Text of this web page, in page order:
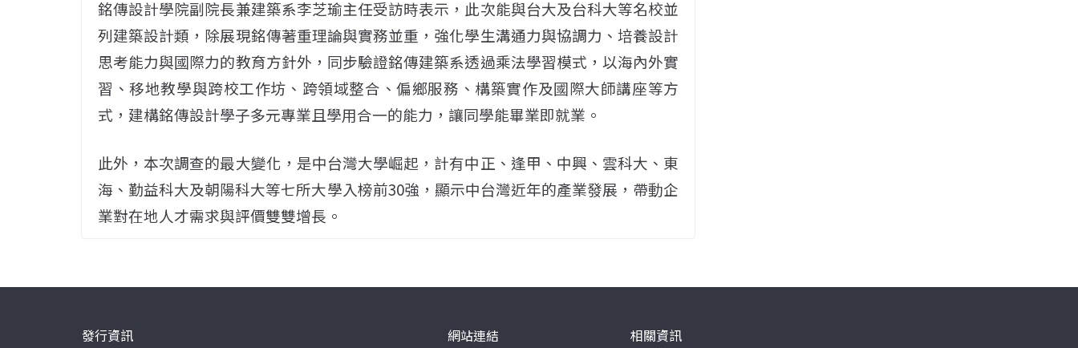
銘傳設計學院副院長兼建築系李芝瑜主任受訪時表示，此次能與台大及台科大等名校並
列建築設計類，除展現銘傳著重理論與實務並重，強化學生溝通力與協調力、培養設計
思考能力與國際力的教育方針外，同步驗證銘傳建築系透過乘法學習模式，以海內外實
習、移地教學與跨校工作坊、跨領域整合、偏鄉服務、構築實作及國際大師講座等方
式，建構銘傳設計學子多元專業且學用合一的能力，讓同學能畢業即就業。
此外，本次調查的最大變化，是中台灣大學崛起，計有中正、逢甲、中興、雲科大、東
海、勤益科大及朝陽科大等七所大學入榜前30強，顯示中台灣近年的產業發展，帶動企
業對在地人才需求與評價雙雙增長。
發行資訊 網站連結 相關資訊